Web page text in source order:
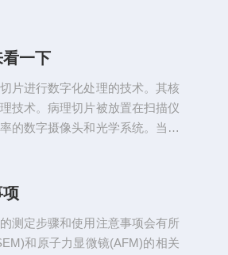
应，使该部位的物质迅速吸收能
一下
片进行数字化处理的技术。其核
技术。病理切片被放置在扫描仪
的数字摄像头和光学系统。当启
数字摄像头会逐点捕捉这些经过
项
测定步骤和使用注意事项会有所
和原子力显微镜(AFM)的相关